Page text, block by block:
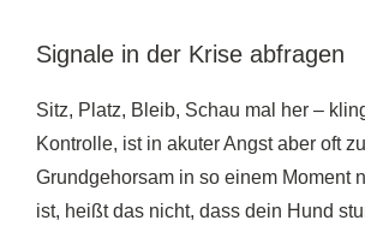
Signale in der Krise abfragen
Sitz, Platz, Bleib, Schau mal her –
Kontrolle, ist in akuter Angst aber oft
Grundgehorsam in so einem Moment
ist, heißt das nicht, dass dein Hund